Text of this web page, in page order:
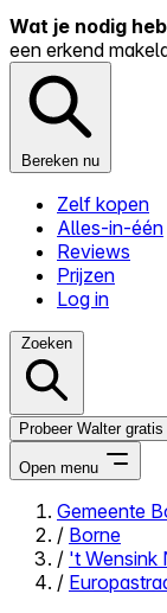
Wat je nodig
een erkend
Bereken nu
Zelf kopen
Alles-in-één
Reviews
Prijzen
Log in
Zoeken
Probeer Walter gratis
Open menu
Close menu
Gemeente
/ Borne
/ 't Wensink
/